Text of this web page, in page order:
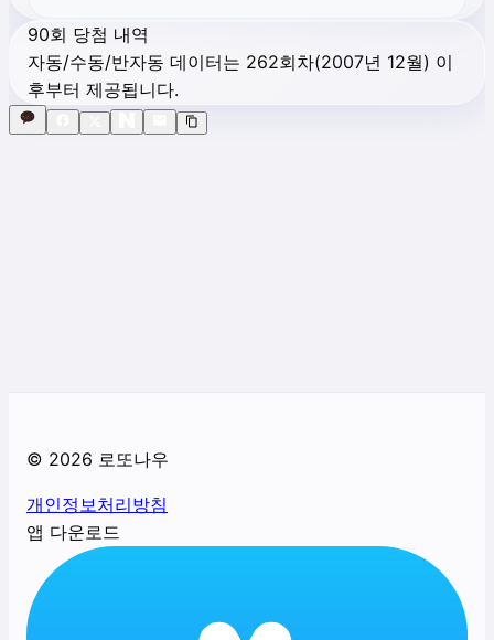
90회 당첨 내역
자동/수동/반자동 데이터는 262회차(2007년 12월) 이
후부터 제공됩니다.
© 2026 로또나우
개인정보처리방침
앱 다운로드